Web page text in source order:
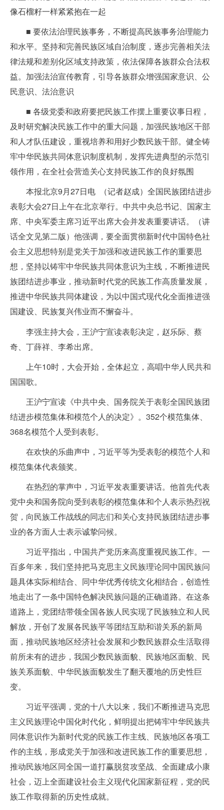
像石榴籽一样紧紧抱在一起
■ 要依法治理民族事务，不断提高民族事务治理能力
和水平。坚持和完善民族区域自治制度，逐步完善相关法
律法规和差别化区域支持政策，依法保障各族群众合法权
益。加强法治宣传教育，引导各族群众增强国家意识、公
民意识、法治意识
■ 各级党委和政府要把民族工作摆上重要议事日程，
及时研究解决民族工作中的重大问题，加强民族地区干部
和人才队伍建设，重视培养和用好少数民族干部。健全铸
牢中华民族共同体意识制度机制，发挥先进典型的示范引
领作用，在全社会营造关心支持民族工作的良好氛围
本报北京9月27日电 （记者赵成）全国民族团结进步
表彰大会27日上午在北京举行。中共中央总书记、国家主
席、中央军委主席习近平出席大会并发表重要讲话。（讲
话全文见第二版）他强调，要全面贯彻新时代中国特色社
会主义思想特别是党关于加强和改进民族工作的重要思
想，坚持以铸牢中华民族共同体意识为主线，不断推进民
族团结进步事业，推动新时代党的民族工作高质量发展，
推进中华民族共同体建设，为以中国式现代化全面推进强
国建设、民族复兴伟业而不懈奋斗。
李强主持大会，王沪宁宣读表彰决定，赵乐际、蔡
奇、丁薛祥、李希出席。
上午10时，大会开始，全体起立，高唱中华人民共和
国国歌。
王沪宁宣读《中共中央、国务院关于表彰全国民族团
结进步模范集体和模范个人的决定》。352个模范集体、
368名模范个人受到表彰。
在欢快的乐曲声中，习近平等为受表彰的模范个人和
模范集体代表颁奖。
在热烈的掌声中，习近平发表重要讲话。他首先代表
党中央和国务院向受到表彰的模范集体和个人表示热烈祝
贺，向民族工作战线的同志们和关心支持民族团结进步事
业的各方面人士表示诚挚问候。
习近平指出，中国共产党历来高度重视民族工作。一
百多年来，我们坚持把马克思主义民族理论同中国民族问
题具体实际相结合、同中华优秀传统文化相结合，创造性
地走出了一条中国特色解决民族问题的正确道路。在这条
道路上，党团结带领全国各族人民实现了民族独立和人民
解放，开创了发展各民族平等团结互助和谐关系的新局
面，推动民族地区经济社会发展和少数民族群众生活取得
前所未有的进步，我国少数民族面貌、民族地区面貌、民
族关系面貌、中华民族面貌发生了翻天覆地的历史性巨
变。
习近平强调，党的十八大以来，我们不断推进马克思
主义民族理论中国化时代化，鲜明提出把铸牢中华民族共
同体意识作为新时代党的民族工作主线、民族地区各项工
作的主线，形成党关于加强和改进民族工作的重要思想，
推动民族地区同全国一道打赢脱贫攻坚战、全面建成小康
社会，迈上全面建设社会主义现代化国家新征程，党的民
族工作取得新的历史性成就。